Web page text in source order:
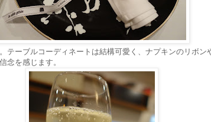
テーブルコーディネートは結構可愛く、ナプキンのリボン
念を感じます。